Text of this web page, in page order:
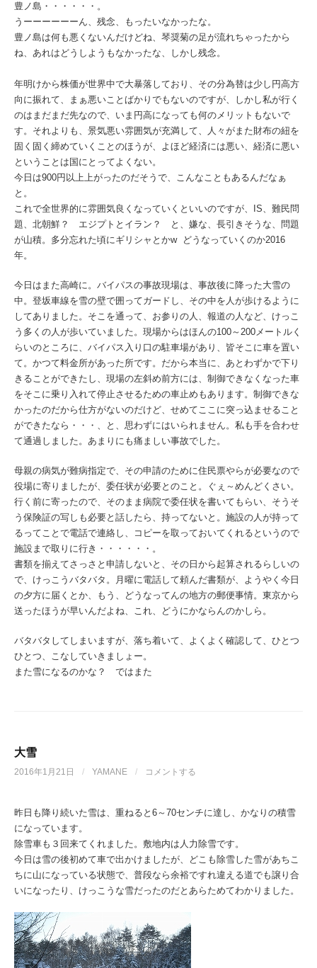
豊ノ島・・・・・・。
うーーーーーーん、残念、もったいなかったな。
豊ノ島は何も悪くないんだけどね、琴奨菊の足が流れちゃったから
ね、あれはどうしようもなかったな、しかし残念。
年明けから株価が世界中で大暴落しており、その分為替は少し円高方
向に振れて、まぁ悪いことばかりでもないのですが、しかし私が行く
のはまだまだ先なので、いま円高になっても何のメリットもないで
す。それよりも、景気悪い雰囲気が充満して、人々がまた財布の紐を
固く固く締めていくことのほうが、よほど経済には悪い、経済に悪い
ということは国にとってよくない。
今日は900円以上上がったのだそうで、こんなこともあるんだなぁ
と。
これで全世界的に雰囲気良くなっていくといいのですが、IS、難民問
題、北朝鮮？ エジプトとイラン？ と、嫌な、長引きそうな、問題
が山積。多分忘れた頃にギリシャとかw どうなっていくのか2016
年。
今日はまた高崎に。バイパスの事故現場は、事故後に降った大雪の
中。登坂車線を雪の壁で囲ってガードし、その中を人が歩けるように
してありました。そこを通って、お参りの人、報道の人など、けっこ
う多くの人が歩いていました。現場からはほんの100～200メートルく
らいのところに、バイパス入り口の駐車場があり、皆そこに車を置い
て。かつて料金所があった所です。だから本当に、あとわずかで下り
きることができたし、現場の左斜め前方には、制御できなくなった車
をそこに乗り入れて停止させるための車止めもあります。制御できな
かったのだから仕方がないのだけど、せめてここに突っ込ませること
ができたなら・・・、と、思わずにはいられません。私も手を合わせ
て通過しました。あまりにも痛ましい事故でした。
母親の病気が難病指定で、その申請のために住民票やらが必要なので
役場に寄りましたが、委任状が必要とのこと。ぐぇ～めんどくさい。
行く前に寄ったので、そのまま病院で委任状を書いてもらい、そうそ
う保険証の写しも必要と話したら、持ってないと。施設の人が持って
るってことで電話で連絡し、コピーを取っておいてくれるというので
施設まで取りに行き・・・・・・。
書類を揃えてさっさと申請しないと、その日から起算されるらしいの
で、けっこうバタバタ。月曜に電話して頼んだ書類が、ようやく今日
の夕方に届くとか、もう、どうなってんの地方の郵便事情。東京から
送ったほうが早いんだよね、これ、どうにかならんのかしら。
バタバタしてしまいますが、落ち着いて、よくよく確認して、ひとつ
ひとつ、こなしていきましょー。
また雪になるのかな？ ではまた
大雪
2016年1月21日 / YAMANE / コメントする
昨日も降り続いた雪は、重ねると6～70センチに達し、かなりの積雪
になっています。
除雪車も３回来てくれました。敷地内は人力除雪です。
今日は雪の後初めて車で出かけましたが、どこも除雪した雪があちこ
ちに山になっている状態で、普段なら余裕ですれ違える道でも譲り合
いになったり、けっこうな雪だったのだとあらためてわかりました。